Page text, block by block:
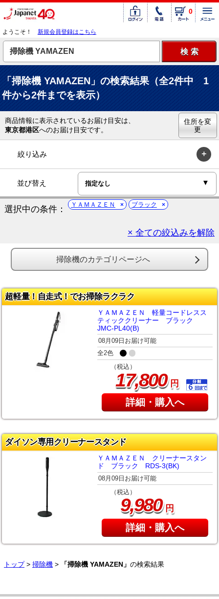
0
ようこそ！ 新規会員登録はこちら
「掃除機 YAMAZEN」の検索結果（全2件中 1
件から2件までを表示）
商品情報に表示されているお届け目安は、
東京都港区へのお届け目安です。
住所を変
更
絞り込み
並び替え
選択中の条件： ＹＡＭＡＺＥＮ ブラック
× 全ての絞込みを解除
掃除機のカテゴリページへ
超軽量！自走式！でお掃除ラクラク
ＹＡＭＡＺＥＮ 軽量コードレスス
ティッククリーナー ブラック
JMC-PL40(B)
08月09日お届け可能
全2色
（税込）
17,800円
詳細・購入へ
ダイソン専用クリーナースタンド
ＹＡＭＡＺＥＮ クリーナースタン
ド ブラック RDS-3(BK)
08月09日お届け可能
（税込）
9,980円
詳細・購入へ
トップ> 掃除機 > 「掃除機 YAMAZEN」 の検索結果